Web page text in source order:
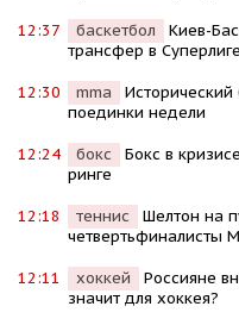
12:37 баскетбол
Киев-
трансфер в Суперлиге
12:30 mma
поединки недели
12:24 бокс
Бокс в
ринге
12:18 теннис
Шелтон на
четвертьфиналисты
12:11 хоккей
Россияне
значит для хоккея?